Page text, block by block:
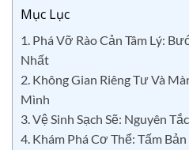
Mục Lục
1. Phá Vỡ Rào Cản Tâm Lý:
Nhất
2. Không Gian Riêng Tư Và
Mình
3. Vệ Sinh Sạch Sẽ: Nguyên
4. Khám Phá Cơ Thể: Tấm